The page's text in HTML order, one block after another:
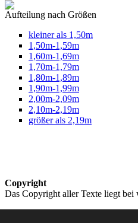
Aufteilung nach Größen
kleiner als 1,50m
1,50m-1,59m
1,60m-1,69m
1,70m-1,79m
1,80m-1,89m
1,90m-1,99m
2,00m-2,09m
2,10m-2,19m
größer als 2,19m
Copyright
Das Copyright aller Texte liegt bei